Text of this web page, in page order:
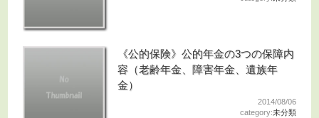
《公的保険》公的年金の3つの保障内
容（老齢年金、障害年金、遺族年
金）
2014/08/06
category:未分類